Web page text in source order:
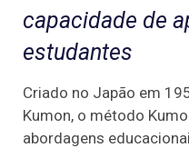
capacidade de
estudantes
Criado no Japão em
Kumon, o método
abordagens